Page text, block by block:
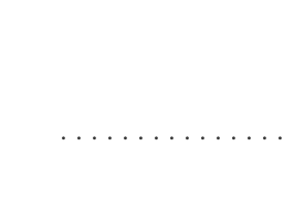
・・・・・・・・・・・・・・・